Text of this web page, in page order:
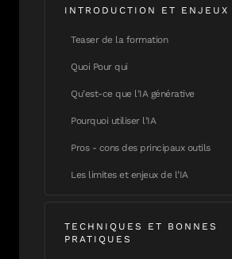
INTRODUCTION ET ENJEUX
Teaser de la formation
Quoi Pour qui
Qu’est-ce que l’IA générative
Pourquoi utiliser l’IA
Pros - cons des principaux outils
Les limites et enjeux de l’IA
TECHNIQUES ET BONNES
PRATIQUES